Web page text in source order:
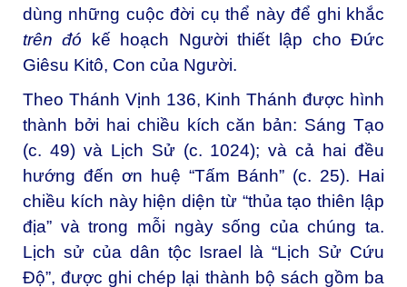
dùng những cuộc đời cụ thể này để ghi khắc
trên đó kế hoạch Người thiết lập cho Đức
Giêsu Kitô, Con của Người.
Theo Thánh Vịnh 136, Kinh Thánh được hình
thành bởi hai chiều kích căn bản: Sáng Tạo
(c. 49) và Lịch Sử (c. 1024); và cả hai đều
hướng đến ơn huệ “Tấm Bánh” (c. 25). Hai
chiều kích này hiện diện từ “thủa tạo thiên lập
địa” và trong mỗi ngày sống của chúng ta.
Lịch sử của dân tộc Israel là “Lịch Sử Cứu
Độ”, được ghi chép lại thành bộ sách gồm ba